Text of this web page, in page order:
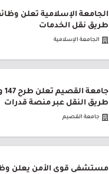
الجامعة الإسلامية تعلن
طريق نقل الخدمات
الجامعة الإسلامية
طريق النقل عبر منصة قدرات
جامعة القصيم
مستشفى قوى الأمن يعلن